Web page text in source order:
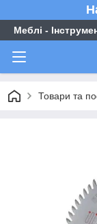
Меблі -
Товари та